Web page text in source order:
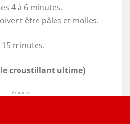
4 à 6 minutes.
être pâles et molles.
15 minutes.
croustillant ultime)
Annonce